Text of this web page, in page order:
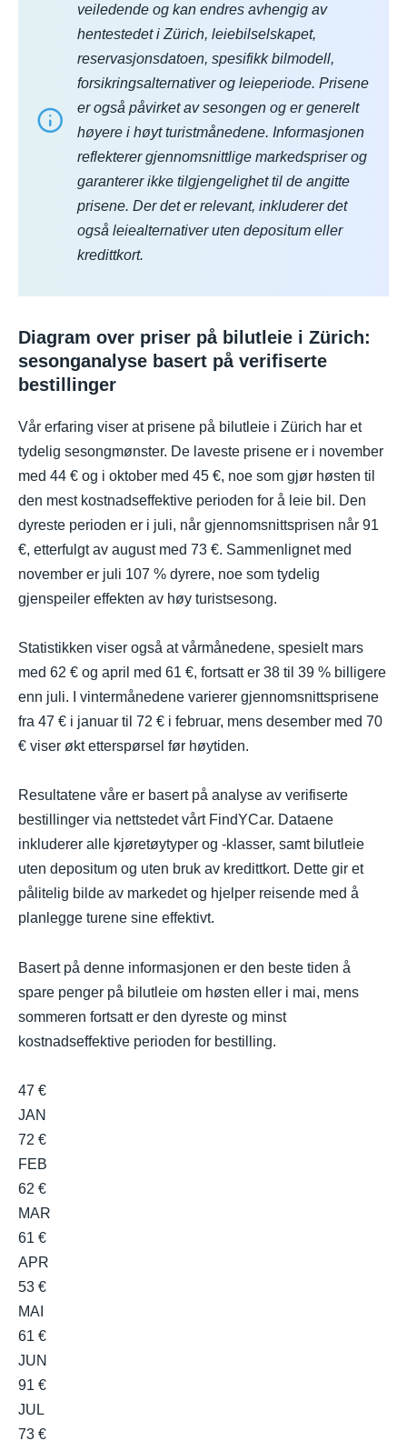
veiledende og kan endres avhengig av
hentestedet i Zürich, leiebilselskapet,
reservasjonsdatoen, spesifikk bilmodell,
forsikringsalternativer og leieperiode. Prisene
er også påvirket av sesongen og er generelt
høyere i høyt turistmånedene. Informasjonen
reflekterer gjennomsnittlige markedspriser og
garanterer ikke tilgjengelighet til de angitte
prisene. Der det er relevant, inkluderer det
også leiealternativer uten depositum eller
kredittkort.
Diagram over priser på bilutleie i Zürich:
sesonganalyse basert på verifiserte
bestillinger
Vår erfaring viser at prisene på bilutleie i Zürich har et
tydelig sesongmønster. De laveste prisene er i november
med 44 € og i oktober med 45 €, noe som gjør høsten til
den mest kostnadseffektive perioden for å leie bil. Den
dyreste perioden er i juli, når gjennomsnittsprisen når 91
€, etterfulgt av august med 73 €. Sammenlignet med
november er juli 107 % dyrere, noe som tydelig
gjenspeiler effekten av høy turistsesong.
Statistikken viser også at vårmånedene, spesielt mars
med 62 € og april med 61 €, fortsatt er 38 til 39 % billigere
enn juli. I vintermånedene varierer gjennomsnittsprisene
fra 47 € i januar til 72 € i februar, mens desember med 70
€ viser økt etterspørsel før høytiden.
Resultatene våre er basert på analyse av verifiserte
bestillinger via nettstedet vårt FindYCar. Dataene
inkluderer alle kjøretøytyper og -klasser, samt bilutleie
uten depositum og uten bruk av kredittkort. Dette gir et
pålitelig bilde av markedet og hjelper reisende med å
planlegge turene sine effektivt.
Basert på denne informasjonen er den beste tiden å
spare penger på bilutleie om høsten eller i mai, mens
sommeren fortsatt er den dyreste og minst
kostnadseffektive perioden for bestilling.
47 €
JAN
72 €
FEB
62 €
MAR
61 €
APR
53 €
MAI
61 €
JUN
91 €
JUL
73 €